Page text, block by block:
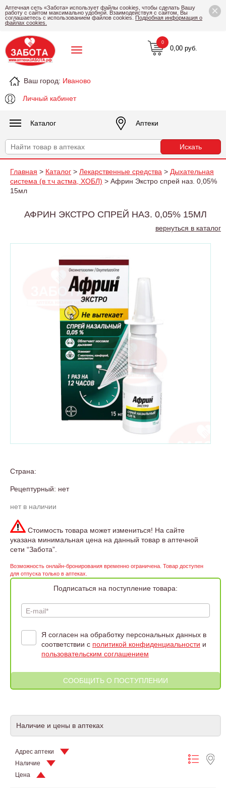
×
Аптечная сеть «Забота» использует файлы cookies, чтобы сделать Вашу
работу с сайтом максимально удобной. Взаимодействуя с сайтом, Вы
соглашаетесь с использованием файлов cookies. Подробная информация о
файлах cookies.
Ваш город: Иваново
Личный кабинет
0,00 руб.
0
Каталог Аптеки
Главная > Каталог > Лекарственные средства > Дыхательная
система (в т.ч астма, ХОБЛ) > Африн Экстро спрей наз. 0,05%
15мл
АФРИН ЭКСТРО СПРЕЙ НАЗ. 0,05% 15МЛ
вернуться в каталог
Страна:
Рецептурный: нет
нет в наличии
Стоимость товара может измениться! На сайте
указана минимальная цена на данный товар в аптечной
сети “Забота”.
Возможность онлайн-бронирования временно ограничена. Товар доступен
для отпуска только в аптеках.
Подписаться на поступление товара:
E-mail*
Я согласен на обработку персональных данных в
соответствии с политикой конфиденциальности и
пользовательским соглашением
Наличие и цены в аптеках
Адрес аптеки
Наличие
Цена